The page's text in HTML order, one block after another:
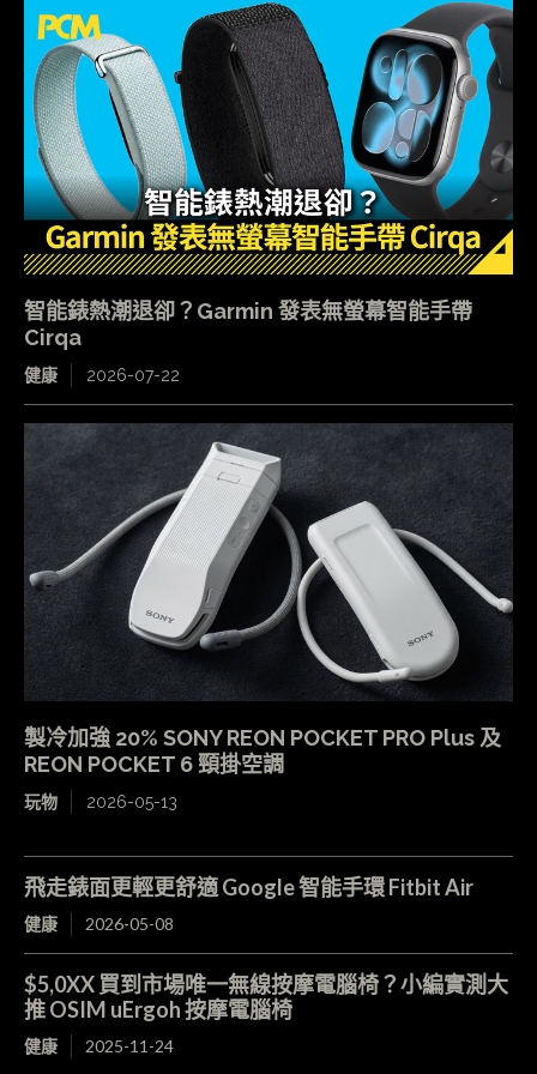
智能錶熱潮退卻？Garmin 發表無螢幕智能手帶
Cirqa
健康 2026-07-22
製冷加強 20% SONY REON POCKET PRO Plus 及
REON POCKET 6 頸掛空調
玩物 2026-05-13
飛走錶面更輕更舒適 Google 智能手環 Fitbit Air
健康 2026-05-08
$5,0XX 買到市場唯一無線按摩電腦椅？小編實測大
推 OSIM uErgoh 按摩電腦椅
健康 2025-11-24